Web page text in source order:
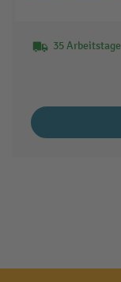
35 Arbeitstage